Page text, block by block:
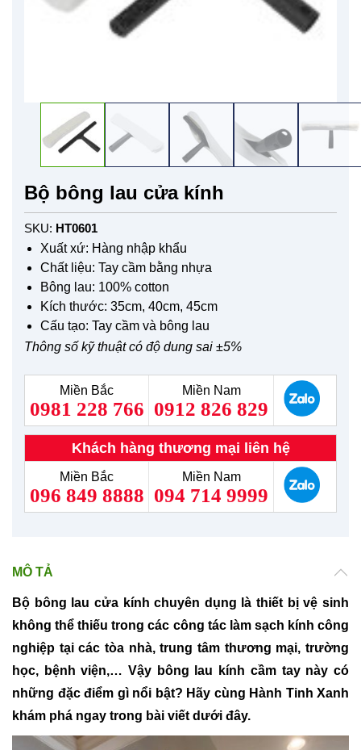
Bộ bông lau cửa kính
SKU: HT0601
Xuất xứ: Hàng nhập khẩu
Chất liệu: Tay cầm bằng nhựa
Bông lau: 100% cotton
Kích thước: 35cm, 40cm, 45cm
Cấu tạo: Tay cầm và bông lau
Thông số kỹ thuật có độ dung sai ±5%
Miền Bắc
0981 228 766
Miền Nam
0912 826 829
Khách hàng thương mại liên hệ
Miền Bắc
096 849 8888
Miền Nam
094 714 9999
MÔ TẢ
Bộ bông lau cửa kính chuyên dụng là thiết bị vệ sinh
không thể thiếu trong các công tác làm sạch kính công
nghiệp tại các tòa nhà, trung tâm thương mại, trường
học, bệnh viện,… Vậy bông lau kính cầm tay này có
những đặc điểm gì nổi bật? Hãy cùng Hành Tinh Xanh
khám phá ngay trong bài viết dưới đây.